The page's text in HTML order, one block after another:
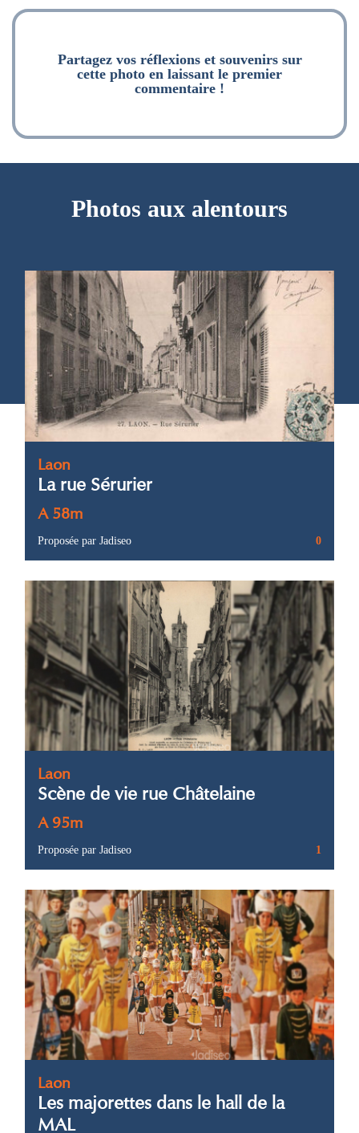
Partagez vos réflexions et souvenirs sur
cette photo en laissant le premier
commentaire !
Photos aux alentours
Laon
La rue Sérurier
A 58m
Proposée par Jadiseo 0
Laon
Scène de vie rue Châtelaine
A 95m
Proposée par Jadiseo 1
Laon
Les majorettes dans le hall de la
MAL